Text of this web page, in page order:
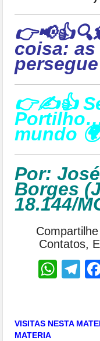
coisa:
👉✍👍
mundo
Por:
Borges (
18.144/
Contatos,
VISITAS NESTA
MATERIA